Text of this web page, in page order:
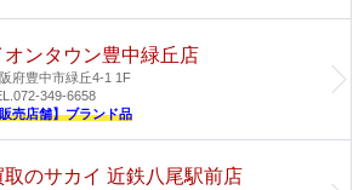
オンタウン豊中緑丘店
府豊中市緑丘4-1 1F
349-6658
売店舗】ブランド品
取のサカイ 近鉄八尾駅前店